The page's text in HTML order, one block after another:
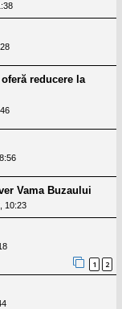
reducere la
Vama Buzaului
10:23
1 2